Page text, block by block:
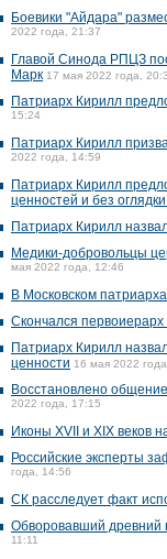
Боевики "Айдара"
2022 года, 21:37
Главой Синода РПЦЗ
Марк 17 мая 2022 года,
Патриарх Кирилл
15:24
Патриарх Кирилл
2022 года, 14:59
Патриарх Кирилл
ценностей и без
Патриарх Кирилл
Медики-добровольцы
мая 2022 года, 12:46
В Московском
Скончался
Патриарх Кирилл
ценности 16 мая 2022
Восстановлено
2022 года, 17:15
Иконы XVII и XIX веков
Российские эксперты
года, 14:56
СК расследует факт
Обворовавший древний
11:11